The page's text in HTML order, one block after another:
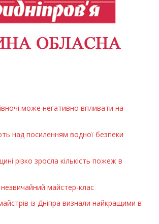
може негативно впливати на
над посиленням водної безпеки
різко зросла кількість пожеж в
майстер-клас
із Дніпра визнали найкращими в